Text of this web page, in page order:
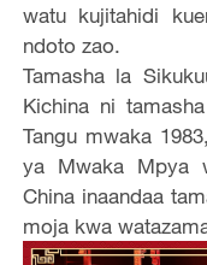
watu kujitahidi
ndoto zao.
Tamasha la
Kichina ni
Tangu mwaka
ya Mwaka Mpya
China inaandaa
moja kwa